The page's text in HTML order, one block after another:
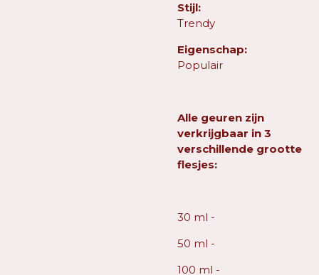
Stijl:
Trendy
Eigenschap:
Populair
Alle geuren zijn
verkrijgbaar in 3
verschillende grootte
flesjes:
30 ml -
50 ml -
100 ml -